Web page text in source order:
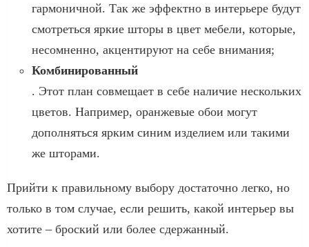
гармоничной. Так же эффектно в интерьере будут
смотреться яркие шторы в цвет мебели, которые,
несомненно, акцентируют на себе внимания;
Комбинированный
. Этот план совмещает в себе наличие нескольких
цветов. Например, оранжевые обои могут
дополняться ярким синим изделием или такими
же шторами.
Прийти к правильному выбору достаточно легко, но
только в том случае, если решить, какой интерьер вы
хотите – броский или более сдержанный.